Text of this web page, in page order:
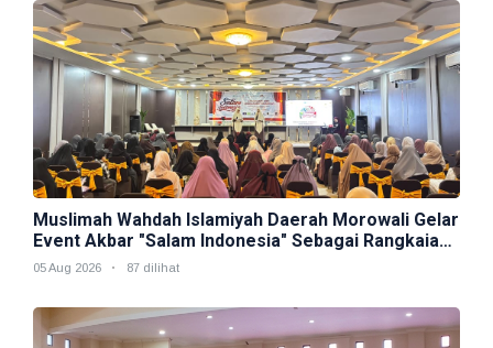
Muslimah Wahdah Islamiyah Daerah Morowali Gelar
Event Akbar "Salam Indonesia" Sebagai Rangkaian
Muktamar V
05 Aug 2026 87 dilihat